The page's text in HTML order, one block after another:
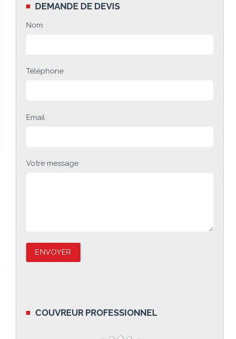
DEMANDE DE DEVIS
Nom
Téléphone
Email
Votre message
COUVREUR PROFESSIONNEL